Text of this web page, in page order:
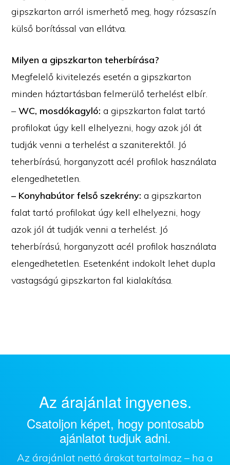
gipszkarton arról ismerhető meg, hogy rózsaszín
külső borítással van ellátva.
Milyen a gipszkarton teherbírása?
Megfelelő kivitelezés esetén a gipszkarton
minden háztartásban felmerülő terhelést elbír.
–WC, mosdókagyló: a gipszkarton falat tartó
profilokat úgy kell elhelyezni, hogy azok jól át
tudják venni a terhelést a szaniterektől. Jó
teherbírású, horganyzott acél profilok használata
elengedhetetlen.
– Konyhabútor felső szekrény: a gipszkarton
falat tartó profilokat úgy kell elhelyezni, hogy
azok jól át tudják venni a terhelést. Jó
teherbírású, horganyzott acél profilok használata
elengedhetetlen. Esetenként indokolt lehet dupla
vastagságú gipszkarton fal kialakítása.
Az árajánlat ingyenes.
Csatoljon képet, hogy pontosabb
ajánlatot tudjuk adni.
Az árajánlat nettó árakat tartalmaz – ha a